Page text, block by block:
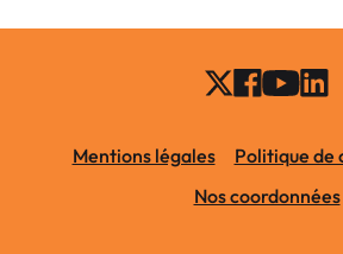
Mentions légales
Politique
Nos coordonnées